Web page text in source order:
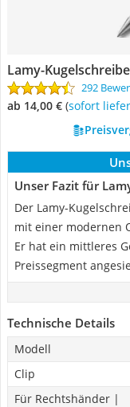
Lamy-
292
ab 14,00 € ( Sofort
Unser Fazit für
Der Lamy-
mit einer modernen
Er hat ein mittleres
Preissegment
Technische Details
Modell
Clip
Für Rechtshänder |